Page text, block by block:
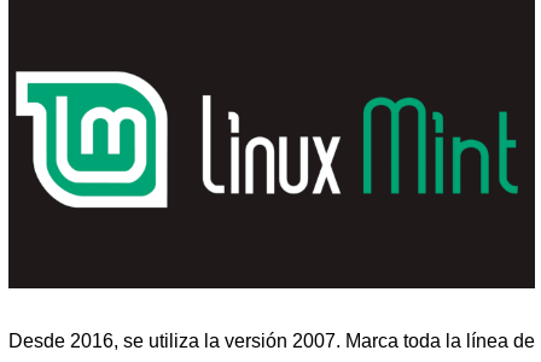
Desde 2016, se utiliza la versión 2007. Marca toda la línea de